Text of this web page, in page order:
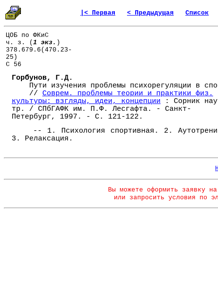
|< Первая < Предыдущая Список
ЦОБ по ФКиС
ч. з. ( 1 экз. )
378.679.6(470.23-
25)
С 56
Горбунов, Г.Д.
Пути изучения проблемы психорегуляции в
// Соврем. проблемы теории и практики физ.
культуры: взгляды, идеи, концепции : Сорник
тр. / СПбГАФК им. П.Ф. Лесгафта. - Санкт-
Петербург, 1997. - С. 121-122.
-- 1. Психология спортивная. 2.
3. Релаксация.
Вы можете оформить заявку
или запросить условия по